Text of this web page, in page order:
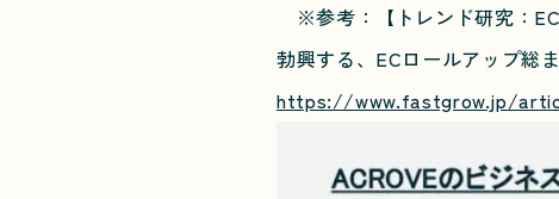
※参考：【トレンド研究：
勃興する、ECロールアップ総
https://www.fastgrow.jp/